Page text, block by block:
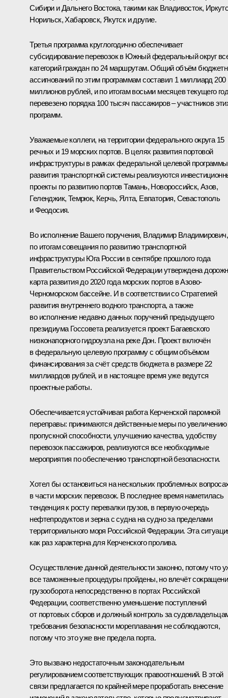
Сибири и Дальнего Востока, такими как Владивосток,
Норильск, Хабаровск, Якутск и другие.
Третья программа круглогодично обеспечивает
субсидирование перевозок в Южный федеральный округ
категорий граждан по 24 маршрутам. Общий объём
ассигнований по этим программам составил 1 миллиард 200
миллионов рублей, и по итогам восьми месяцев текущего
перевезено порядка 100 тысяч пассажиров – участников
программ.
Уважаемые коллеги, на территории федерального округа 15
речных и 19 морских портов. В целях развития портовой
инфраструктуры в рамках федеральной целевой программы
развития транспортной системы реализуются
проекты по развитию портов Тамань, Новороссийск, Азов,
Геленджик, Темрюк, Керчь, Ялта, Евпатория, Севастополь
и Феодосия.
Во исполнение Вашего поручения, Владимир Владимирович,
по итогам совещания по развитию транспортной
инфраструктуры Юга России в сентябре прошлого года
Правительством Российской Федерации утверждена
карта развития до 2020 года морских портов в Азово-
Черноморском бассейне. И в соответствии со Стратегией
развития внутреннего водного транспорта, а также
во исполнение недавно данных поручений предыдущего
президиума Госсовета реализуется проект Багаевского
низконапорного гидроузла на реке Дон. Проект включён
в федеральную целевую программу с общим объёмом
финансирования за счёт средств бюджета в размере 22
миллиардов рублей, и в настоящее время уже ведутся
проектные работы.
Обеспечивается устойчивая работа Керченской паромной
переправы: принимаются действенные меры по увеличению
пропускной способности, улучшению качества, удобству
перевозок пассажиров, реализуются все необходимые
мероприятия по обеспечению транспортной безопасности.
Хотел бы остановиться на нескольких проблемных
в части морских перевозок. В последнее время наметилась
тенденция к росту перевалки грузов, в первую очередь
нефтепродуктов и зерна с судна на судно за пределами
территориального моря Российской Федерации. Эта
как раз характерна для Керченского пролива.
Осуществление данной деятельности законно, потому что
все таможенные процедуры пройдены, но влечёт
грузооборота непосредственно в портах Российской
Федерации, соответственно уменьшение поступлений
от портовых сборов и должный контроль за
требования безопасности мореплавания не соблюдаются,
потому что это уже вне предела порта.
Это вызвано недостаточным законодательным
регулированием соответствующих правоотношений. В этой
связи предлагается по крайней мере проработать внесение